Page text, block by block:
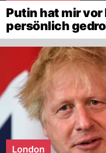
Putin hat mir
persönlich
London